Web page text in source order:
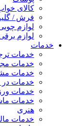
کالای
فرش /
لوازم
لوازم
خدمات
خدمات
خدمات
خدمات
خدمات در
خدمات
خدمات
هنری
خدمات